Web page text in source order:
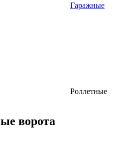
Гаражные
Роллетные
ворота